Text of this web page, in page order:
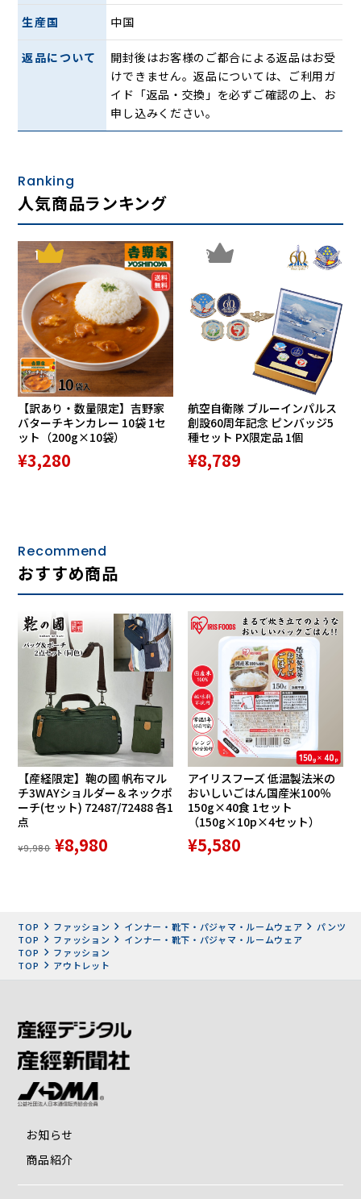
生産国 中国
返品について
開封後はお客様のご都合による返品はお受
けできません。返品については、ご利用ガ
イド「返品・交換」を必ずご確認の上、お
申し込みください。
Ranking
人気商品ランキング
1
【訳あり・数量限定】吉野家
バターチキンカレー 10袋 1セ
ット（200g×10袋）
¥3,280
2
航空自衛隊 ブルーインパルス
創設60周年記念 ピンバッジ5
種セット PX限定品 1個
¥8,789
Recommend
おすすめ商品
【産経限定】鞄の國 帆布マル
チ3WAYショルダー＆ネックポ
ーチ(セット) 72487/72488 各1
点
¥9,980 ¥8,980
アイリスフーズ 低温製法米の
おいしいごはん国産米100％
150g×40食 1セット
（150g×10p×4セット）
¥5,580
TOP ファッション インナー・靴下・パジャマ・ルームウェア
パンツ
TOP
ファッション
インナー・靴下・パジャマ・ルームウェア
TOP
ファッション
TOP
アウトレット
お知らせ
商品紹介